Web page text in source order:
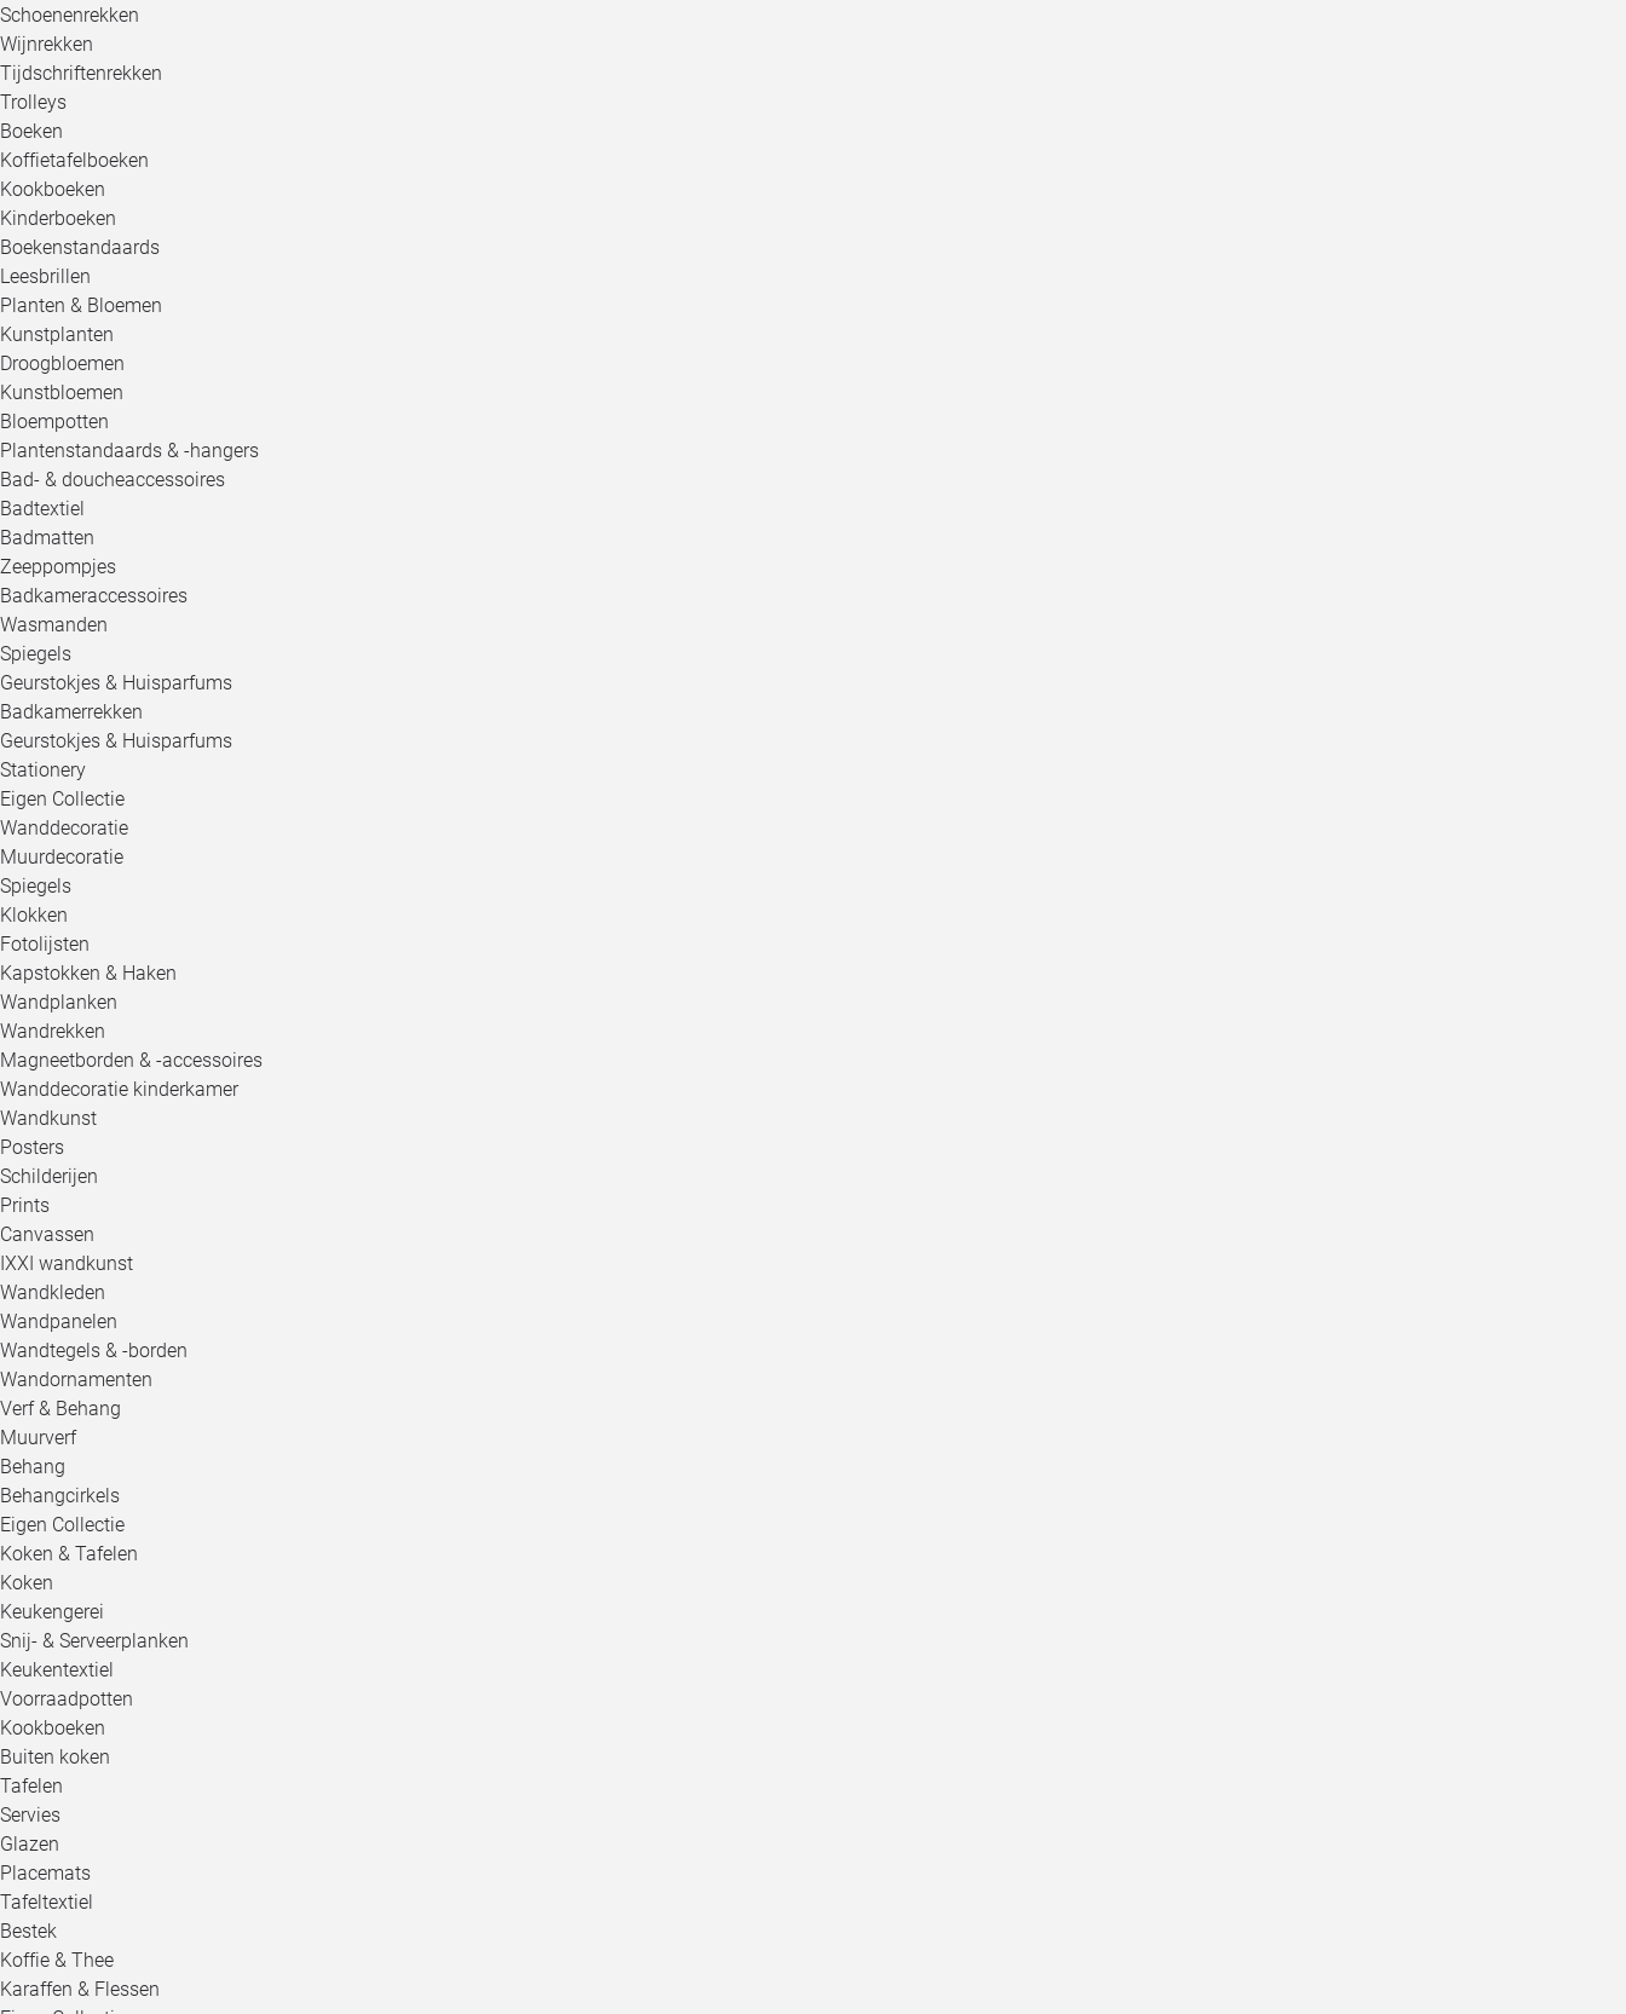
Schoenenrekken
Wijnrekken
Tijdschriftenrekken
Trolleys
Boeken
Koffietafelboeken
Kookboeken
Kinderboeken
Boekenstandaards
Leesbrillen
Planten & Bloemen
Kunstplanten
Droogbloemen
Kunstbloemen
Bloempotten
Plantenstandaards & -hangers
Bad- & doucheaccessoires
Badtextiel
Badmatten
Zeeppompjes
Badkameraccessoires
Wasmanden
Spiegels
Geurstokjes & Huisparfums
Badkamerrekken
Geurstokjes & Huisparfums
Stationery
Eigen Collectie
Wanddecoratie
Muurdecoratie
Spiegels
Klokken
Fotolijsten
Kapstokken & Haken
Wandplanken
Wandrekken
Magneetborden & -accessoires
Wanddecoratie kinderkamer
Wandkunst
Posters
Schilderijen
Prints
Canvassen
IXXI wandkunst
Wandkleden
Wandpanelen
Wandtegels & -borden
Wandornamenten
Verf & Behang
Muurverf
Behang
Behangcirkels
Eigen Collectie
Koken & Tafelen
Koken
Keukengerei
Snij- & Serveerplanken
Keukentextiel
Voorraadpotten
Kookboeken
Buiten koken
Tafelen
Servies
Glazen
Placemats
Tafeltextiel
Bestek
Koffie & Thee
Karaffen & Flessen